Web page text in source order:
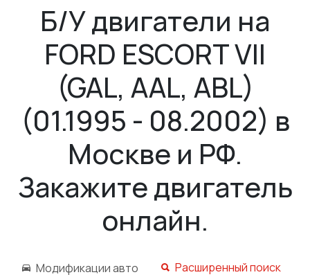
Б/У двигатели на
FORD ESCORT VII
(GAL, AAL, ABL)
(01.1995 - 08.2002) в
Москве и РФ.
Закажите двигатель
онлайн.
Модификации авто Расширенный поиск